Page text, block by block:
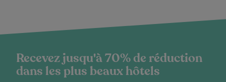
Recevez jusqu'à 70% de réduction
dans les plus beaux hôtels